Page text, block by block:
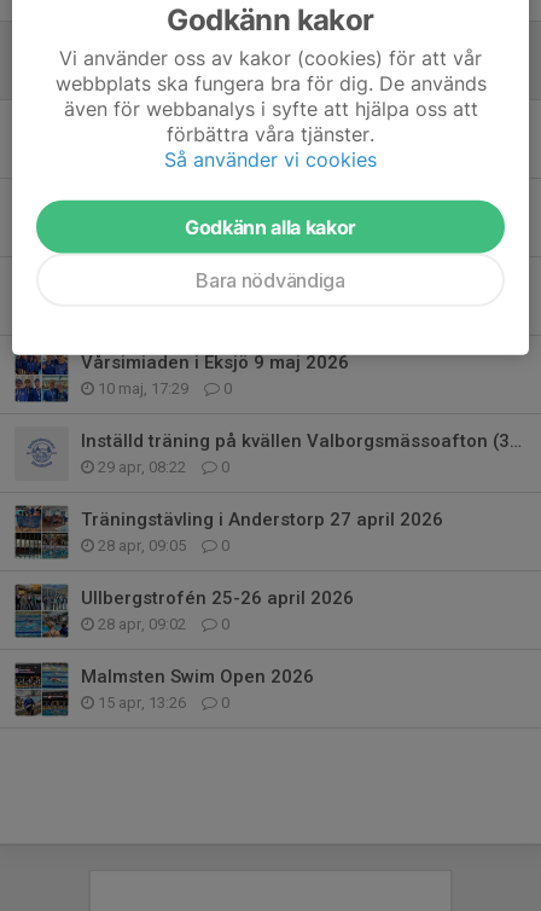
Stort tack till Gislavedshus för ert stöd
26 maj, 16:07
24 maj, 20:11 0
Stort tack till Rosti GP för ert stöd
17 maj, 15:32 0
Stort tack till Regson AB, AD Bildelar, för ert stöd
Vårsimiaden i Eksjö 9 maj 2026
10 maj, 17:29 0
Inställd träning på kvällen Valborgsmässoafton (30/4)
29 apr, 08:22 0
Träningstävling i Anderstorp 27 april 2026
28 apr, 09:05 0
Ullbergstrofén 25-26 april 2026
28 apr, 09:02 0
Malmsten Swim Open 2026
15 apr, 13:26 0
Godkänn kakor
Vi använder oss av kakor (cookies) för att vår
webbplats ska fungera bra för dig. De används
även för webbanalys i syfte att hjälpa oss att
förbättra våra tjänster.
Så använder vi cookies
Godkänn alla kakor
Bara nödvändiga